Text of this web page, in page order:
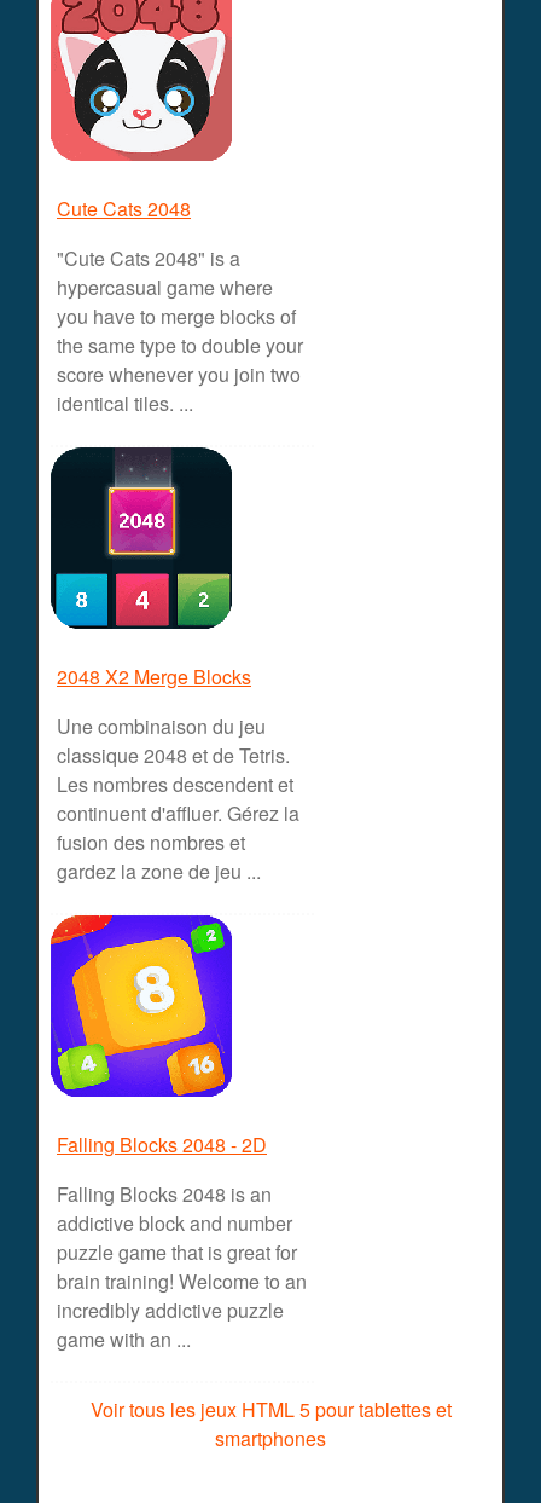
Cute Cats 2048
"Cute Cats 2048" is a
hypercasual game where
you have to merge blocks of
the same type to double your
score whenever you join two
identical tiles. ...
2048 X2 Merge Blocks
Une combinaison du jeu
classique 2048 et de Tetris.
Les nombres descendent et
continuent d'affluer. Gérez la
fusion des nombres et
gardez la zone de jeu ...
Falling Blocks 2048 - 2D
Falling Blocks 2048 is an
addictive block and number
puzzle game that is great for
brain training! Welcome to an
incredibly addictive puzzle
game with an ...
Voir tous les jeux HTML 5 pour tablettes et
smartphones